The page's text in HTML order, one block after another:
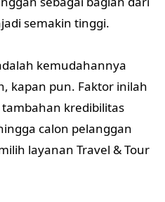
semakin tinggi.
kemudahannya
kapan pun. Faktor inilah
kredibilitas
calon pelanggan
layanan Travel & Tour